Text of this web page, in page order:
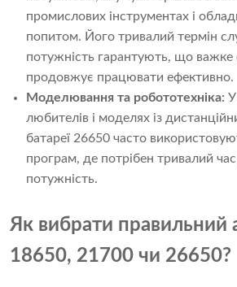
промислових інструментах і
попитом. Його тривалий термін
потужність гарантують, що важке
продовжує працювати ефективно.
Моделювання та робототехніка: У
любителів і моделях із
батареї 26650 часто
програм, де потрібен тривалий
потужність.
Як вибрати правильний
18650, 21700 чи 26650?